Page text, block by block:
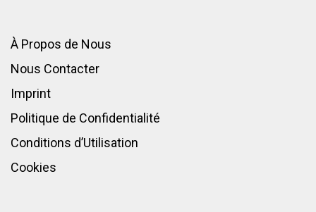
À Propos de Nous
Nous Contacter
Imprint
Politique de Confidentialité
Conditions d’Utilisation
Cookies